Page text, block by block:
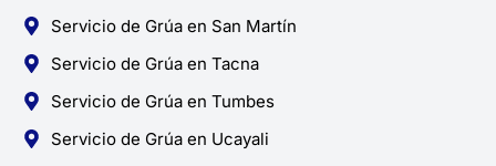
Servicio de Grúa en San Martín
Servicio de Grúa en Tacna
Servicio de Grúa en Tumbes
Servicio de Grúa en Ucayali